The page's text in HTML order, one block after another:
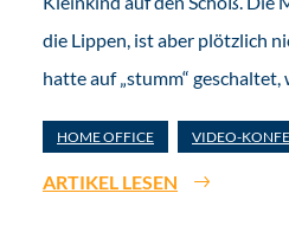
die Lippen, ist aber plötzlich
hatte auf „stumm“
HOME OFFICE VIDEO-
ARTIKEL LESEN